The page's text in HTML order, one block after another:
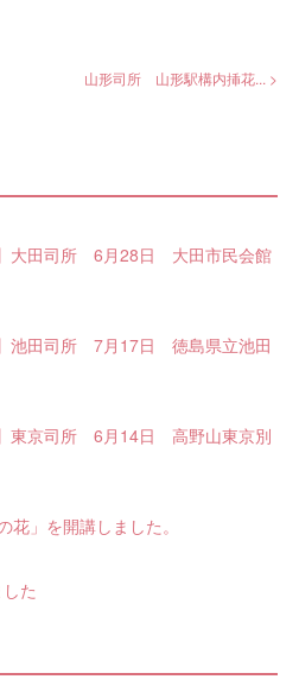
山形司所 山形駅構内挿花... >
】大田司所 6月28日 大田市民会館
】池田司所 7月17日 徳島県立池田
】東京司所 6月14日 高野山東京別
」を開講しました。
た